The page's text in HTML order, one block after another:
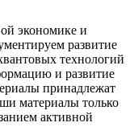
экономике и
развитие
технологий
и развитие
принадлежат
материалы только
активной